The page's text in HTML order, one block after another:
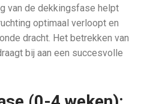
van de dekkingsfase helpt
optimaal verloopt en
dracht. Het betrekken van
bij aan een succesvolle